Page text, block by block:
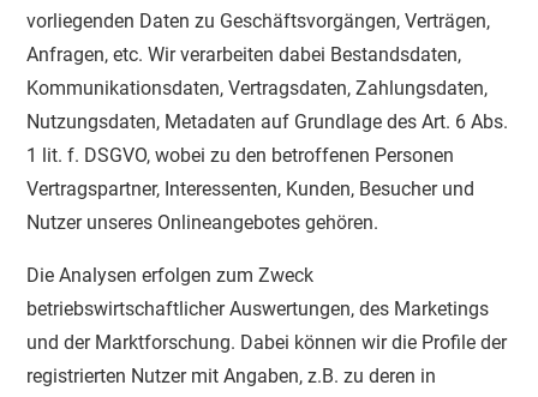
vorliegenden Daten zu Geschäftsvorgängen, Verträgen,
Anfragen, etc. Wir verarbeiten dabei Bestandsdaten,
Kommunikationsdaten, Vertragsdaten, Zahlungsdaten,
Nutzungsdaten, Metadaten auf Grundlage des Art. 6 Abs.
1 lit. f. DSGVO, wobei zu den betroffenen Personen
Vertragspartner, Interessenten, Kunden, Besucher und
Nutzer unseres Onlineangebotes gehören.
Die Analysen erfolgen zum Zweck
betriebswirtschaftlicher Auswertungen, des Marketings
und der Marktforschung. Dabei können wir die Profile der
registrierten Nutzer mit Angaben, z.B. zu deren in